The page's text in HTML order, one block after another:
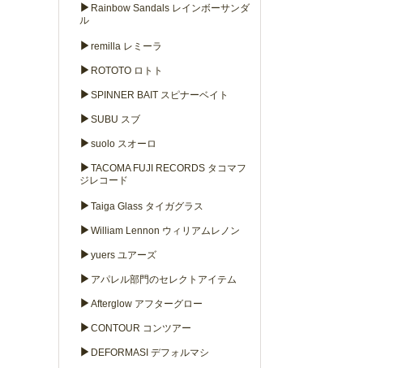
▶ Rainbow Sandals レインボーサンダ
ル
▶ remilla レミーラ
▶ ROTOTO ロトト
▶ SPINNER BAIT スピナーベイト
▶ SUBU スブ
▶ suolo スオーロ
▶ TACOMA FUJI RECORDS タコマフ
ジレコード
▶ Taiga Glass タイガグラス
▶ William Lennon ウィリアムレノン
▶ yuers ユアーズ
▶ アパレル部門のセレクトアイテム
▶ Afterglow アフターグロー
▶ CONTOUR コンツアー
▶ DEFORMASI デフォルマシ